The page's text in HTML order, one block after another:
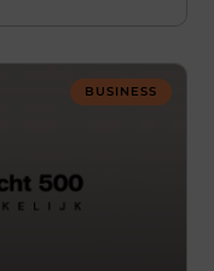
BUSINESS